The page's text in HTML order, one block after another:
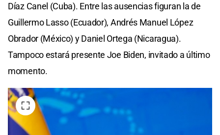
Díaz Canel (Cuba). Entre las ausencias figuran la de
Guillermo Lasso (Ecuador), Andrés Manuel López
Obrador (México) y Daniel Ortega (Nicaragua).
Tampoco estará presente Joe Biden, invitado a último
momento.